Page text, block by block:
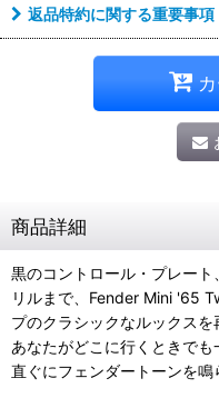
返品特約に関する重要事項
商品詳細
黒のコントロール・プレー
リルまで、Fender Mini '65
プのクラシックなルックスを
あなたがどこに行くときで
直ぐにフェンダートーンを鳴